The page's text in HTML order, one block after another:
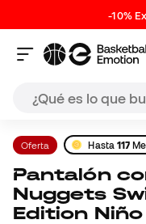
-10%
Oferta Hasta 117
Pantalón corto Nike Denver
Nuggets
Edition Niño